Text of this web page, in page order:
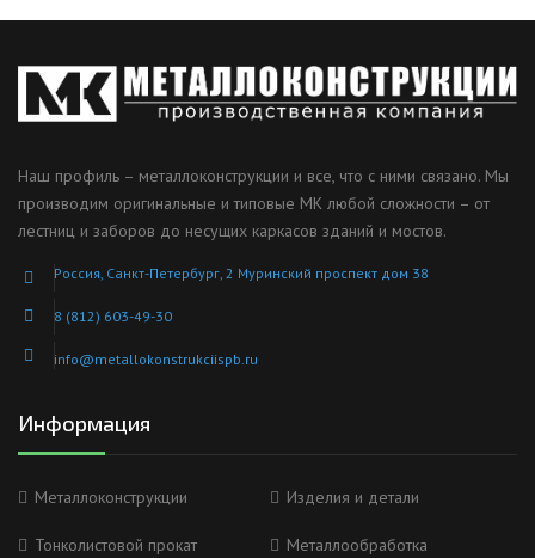
Наш профиль – металлоконструкции и все, что с ними связано. Мы
производим оригинальные и типовые МК любой сложности – от
лестниц и заборов до несущих каркасов зданий и мостов.
Россия, Санкт-Петербург, 2 Муринский проспект дом 38
8 (812) 603-49-30
info@metallokonstrukciispb.ru
Информация
Металлоконструкции Изделия и детали
Тонколистовой прокат Металлообработка